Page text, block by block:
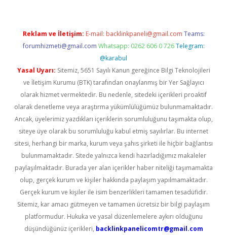
Reklam ve İletişim: E-mail: backlinkpaneli@gmail.com Teams:
forumhizmeti@gmail.com Whatsapp: 0262 606 0 726 Telegram:
@karabul
Yasal Uyarı: Sitemiz, 5651 Sayılı Kanun gereğince Bilgi Teknolojileri
ve İletişim Kurumu (BTK) tarafından onaylanmış bir Yer Sağlayıcı
olarak hizmet vermektedir. Bu nedenle, sitedeki içerikleri proaktif
olarak denetleme veya araştırma yükümlülüğümüz bulunmamaktadır.
Ancak, üyelerimiz yazdıkları içeriklerin sorumluluğunu taşımakta olup,
siteye üye olarak bu sorumluluğu kabul etmiş sayılırlar. Bu internet
sitesi, herhangi bir marka, kurum veya şahıs şirketi ile hiçbir bağlantısı
bulunmamaktadır. Sitede yalnızca kendi hazırladığımız makaleler
paylaşılmaktadır. Burada yer alan içerikler haber niteliği taşımamakta
olup, gerçek kurum ve kişiler hakkında paylaşım yapılmamaktadır.
Gerçek kurum ve kişiler ile isim benzerlikleri tamamen tesadüfidir.
Sitemiz, kar amacı gütmeyen ve tamamen ücretsiz bir bilgi paylaşım
platformudur. Hukuka ve yasal düzenlemelere aykırı olduğunu
düşündüğünüz içerikleri, backlinkpanelicomtr@gmail.com